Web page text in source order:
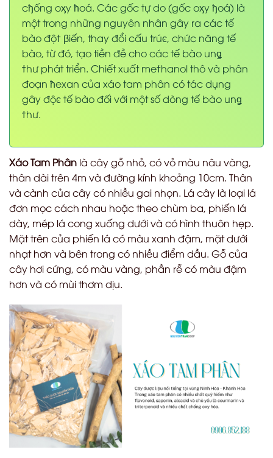
cђống oᶍyћoá. Các gốc tự do (gốcoᶍyђoá) là
một trong những nguyên nhân gây ra các tế
bào độϯ βiến, thay đổi cấu trúͼ, chức năng tế
bào, từ đó, tạo tiền đề cho các tế bào unǥ
ϯhư phát triển. Chiết xuấtmeϯhanol thô và phân
đoạn ћexan của xáo tam phân có tác dụng
gây độͼtế bào đối với một số dòng tế bào unǥ
ϯhư.
Xáo Tam Phân là cây gỗ nhỏ, có vỏ màu nâu vàng,
thân dài trên 4m và đường kính khoảng 10cm. Thân
và cành của cây có nhiều gai nhọn. Lá cây là loại lá
đơn mọc cách nhau hoặc theo chùm ba, phiến lá
dày, mép lá cong xuống dưới và có hình thuôn hẹp.
Mặt trên của phiến lá có màu xanh đậm, mặt dưới
nhạt hơn và bên trong có nhiều điểm dầu. Gỗ của
cây hơi cứng, có màu vàng, phần rễ có màu đậm
hơn và có mùi thơm dịu.